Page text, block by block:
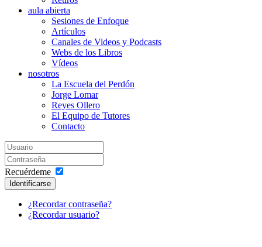
aula abierta
Sesiones de Enfoque
Artículos
Canales de Videos y Podcasts
Webs de los Libros
Vídeos
nosotros
La Escuela del Perdón
Jorge Lomar
Reyes Ollero
El Equipo de Tutores
Contacto
Recuérdeme
Identificarse
¿Recordar contraseña?
¿Recordar usuario?